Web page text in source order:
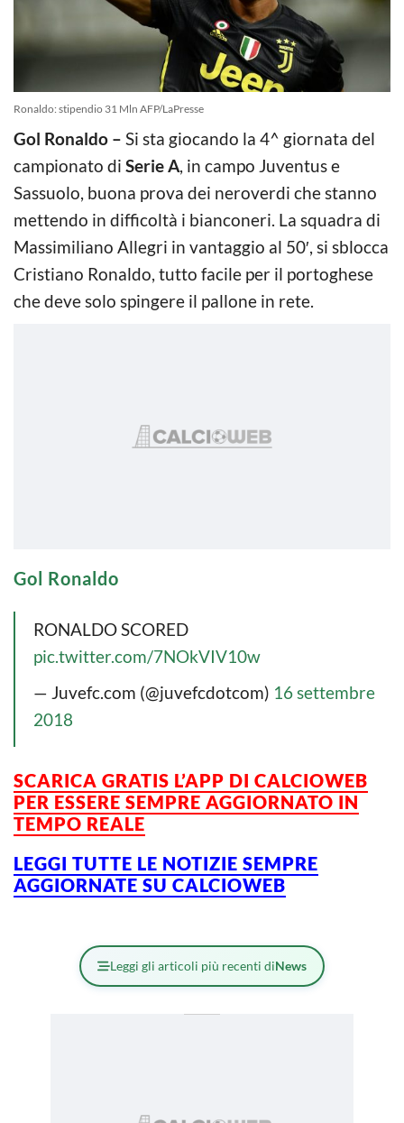
Ronaldo: stipendio 31 Mln AFP/LaPresse
Gol Ronaldo – Si sta giocando la 4^ giornata del
campionato di Serie A, in campo Juventus e
Sassuolo, buona prova dei neroverdi che stanno
mettendo in difficoltà i bianconeri. La squadra di
Massimiliano Allegri in vantaggio al 50′, si sblocca
Cristiano Ronaldo, tutto facile per il portoghese
che deve solo spingere il pallone in rete.
Gol Ronaldo
RONALDO SCORED
pic.twitter.com/7NOkVIV10w
— Juvefc.com (@juvefcdotcom) 16 settembre
2018
SCARICA GRATIS L’APP DI CALCIOWEB
PER ESSERE SEMPRE AGGIORNATO IN
TEMPO REALE
LEGGI TUTTE LE NOTIZIE SEMPRE
AGGIORNATE SU CALCIOWEB
Leggi gli articoli più recenti diNews